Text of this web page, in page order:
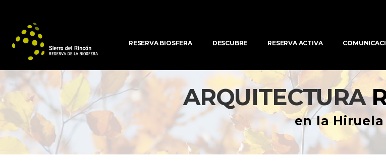
RESERVA BIOSFERA DESCUBRE RESERVA ACTIVA
ARQUITECTURA
en la Hiruela